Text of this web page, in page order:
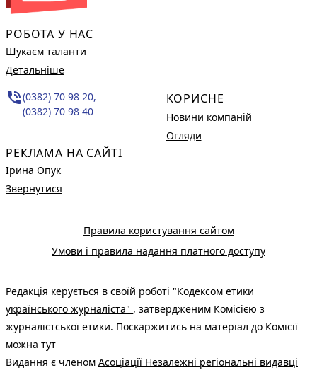
РОБОТА У НАС
Шукаєм таланти
Детальніше
phone_in_talk(0382) 70 98 20,
(0382) 70 98 40
РЕКЛАМА НА САЙТІ
Ірина Опук
Звернутися
КОРИСНЕ
Новини компаній
Огляди
Правила користування сайтом
Умови і правила надання платного доступу
Редакція керується в своїй роботі "Кодексом етики
українського журналіста" , затвердженим Комісією з
журналістської етики. Поскаржитись на матеріал до Комісії
можна тут
Видання є членом Асоціації Незалежні регіональні видавці